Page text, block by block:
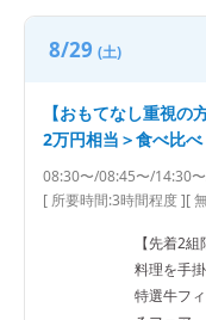
8/29 (土)
【おもてなし重視の
2万円相当＞食べ比べ
08:30〜/08:45〜/14:30
[ 所要時間:3時間程度][
【先着2
料理を手
特選牛フ